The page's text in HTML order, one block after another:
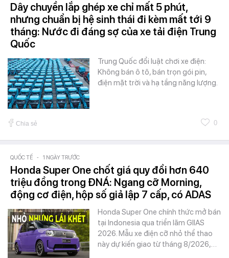
Dây chuyền lắp ghép xe chỉ mất 5 phút,
nhưng chuẩn bị hệ sinh thái đi kèm mất tới 9
tháng: Nước đi đáng sợ của xe tải điện Trung
Quốc
Trung Quốc đổi luật chơi xe điện:
Không bán ô tô, bán trọn gói pin,
điện mặt trời và hạ tầng năng lượng.
Chia sẻ 0
QUỐC TẾ - 1 NGÀY TRƯỚC
Honda Super One chốt giá quy đổi hơn 640
triệu đồng trong ĐNÁ: Ngang cỡ Morning,
động cơ điện, hộp số giả lập 7 cấp, có ADAS
Honda Super One chính thức mở bán
tại Indonesia qua triển lãm GIIAS
2026. Mẫu xe điện cỡ nhỏ thể thao
này dự kiến giao từ tháng 8/2026,…